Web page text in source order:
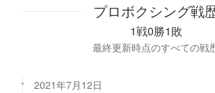
プロボクシング戦
1戦0勝1敗
最終更新時点のすべての戦
2021年7月12日